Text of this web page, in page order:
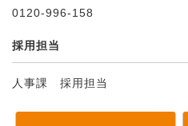
0120-996-158
採用担当
人事課 採用担当